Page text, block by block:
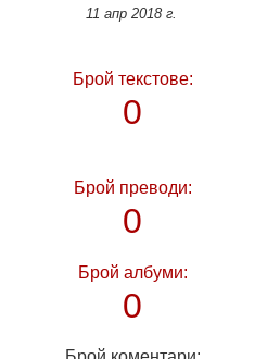
11 апр 2018 г.
Брой текстове:
0
Брой преводи:
0
Брой албуми:
0